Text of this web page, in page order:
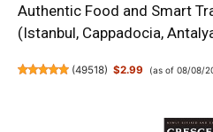
Authentic Food and Smart
(Istanbul, Cappadocia,
(49518) $2.99 (as of 08/08/